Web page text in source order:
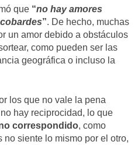
que “no hay amores
”. De hecho, muchas
un amor debido a obstáculos
como pueden ser las
geográfica o incluso la
los que no vale la pena
hay reciprocidad, lo que
correspondido, como
siente lo mismo por el otro,